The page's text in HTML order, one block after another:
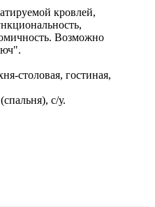
кровлей,
Возможно
столовая, гостиная,
с/у.